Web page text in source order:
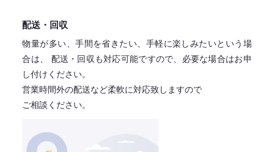
配送・回収
物量が多い、手間を省きたい、手軽に楽しみたいという場
合は、
配送・回収も対応可能ですので、必要な場合はお申
し付けください。
営業時間外の配送など柔軟に対応致しますので
ご相談ください。